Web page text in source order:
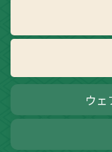
ウェ